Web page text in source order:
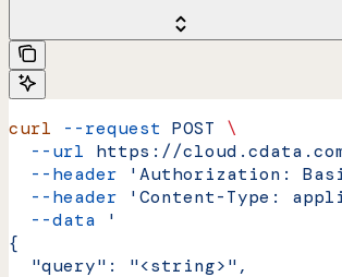
curl --request POST \
  --url
https://
  --header
'Authorization:
  --header
'Content-Type:
  --data
'
{
  "query": "<string>",